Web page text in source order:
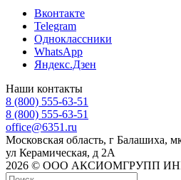
Вконтакте
Telegram
Одноклассники
WhatsApp
Яндекс.Дзен
Наши контакты
8 (800) 555-63-51
8 (800) 555-63-51
office@6351.ru
Московская область, г Балашиха,
ул Керамическая, д 2А
2026 © ООО АКСИОМГРУПП ИНН